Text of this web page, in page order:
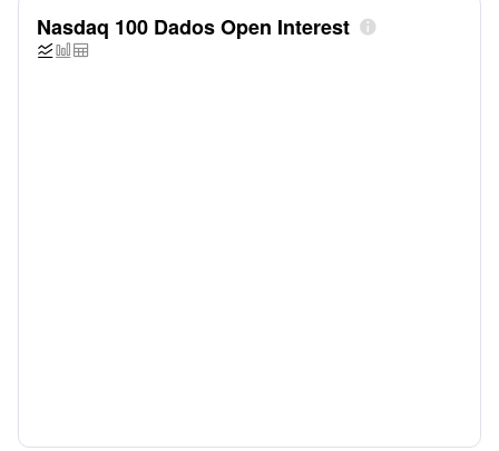
Nasdaq 100 Dados Open Interest 
 